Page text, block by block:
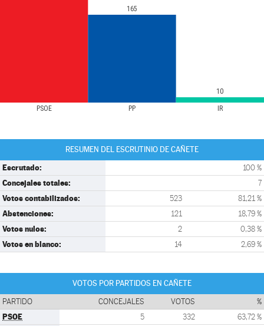
PSOE PP IR
165
10
RESUMEN DEL ESCRUTINIO DE CAÑETE
Escrutado: 100 %
Concejales totales: 7
Votos contabilizados: 523 81,21 %
Abstenciones: 121 18,79 %
Votos nulos: 2 0,38 %
Votos en blanco: 14 2,69 %
VOTOS POR PARTIDOS EN CAÑETE
PARTIDO CONCEJALES VOTOS %
PSOE 5 332 63,72 %